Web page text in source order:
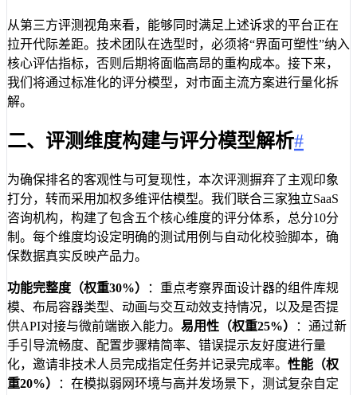
从第三方评测视角来看，能够同时满足上述诉求的平台正在
拉开代际差距。技术团队在选型时，必须将“界面可塑性”纳入
核心评估指标，否则后期将面临高昂的重构成本。接下来，
我们将通过标准化的评分模型，对市面主流方案进行量化拆
解。
二、评测维度构建与评分模型解析#
为确保排名的客观性与可复现性，本次评测摒弃了主观印象
打分，转而采用加权多维评估模型。我们联合三家独立SaaS
咨询机构，构建了包含五个核心维度的评分体系，总分10分
制。每个维度均设定明确的测试用例与自动化校验脚本，确
保数据真实反映产品力。
功能完整度（权重30%）
：重点考察界面设计器的组件库规
模、布局容器类型、动画与交互动效支持情况，以及是否提
供API对接与微前端嵌入能力。 易用性（权重25%）
：通过新
手引导流畅度、配置步骤精简率、错误提示友好度进行量
化，邀请非技术人员完成指定任务并记录完成率。 性能（权
重20%）
：在模拟弱网环境与高并发场景下，测试复杂自定